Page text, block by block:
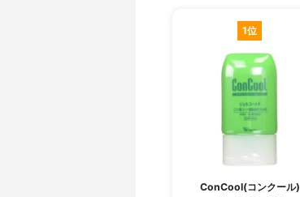
1位
ConCool(コンクール)